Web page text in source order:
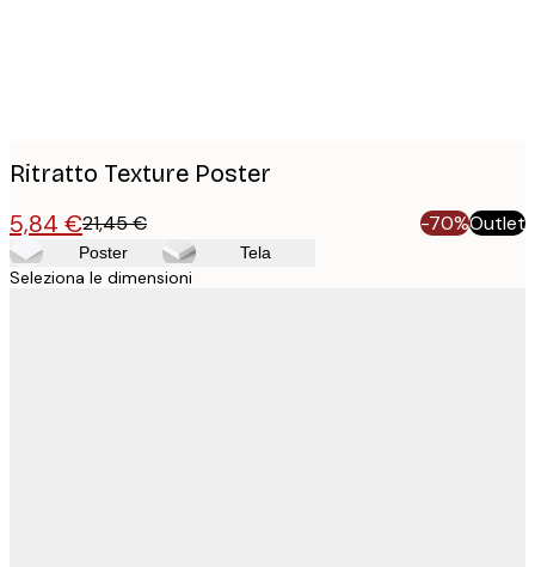
Ritratto Texture Poster
5,84 €21,45 € -70%Outlet
Poster Tela
Seleziona le dimensioni